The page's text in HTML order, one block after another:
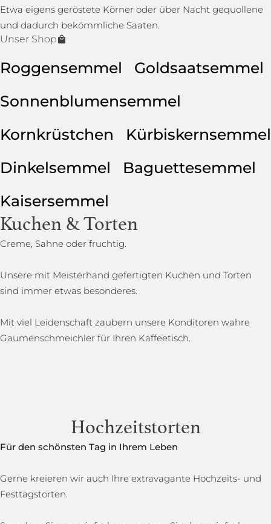
Etwa eigens geröstete Körner oder über Nacht gequollene
und dadurch bekömmliche Saaten.
Unser Shop
Roggensemmel
Goldsaatsemmel
Sonnenblumensemmel
Kornkrüstchen
Kürbiskernsemmel
Dinkelsemmel
Baguettesemmel
Kaisersemmel
Kuchen & Torten
Creme, Sahne oder fruchtig.
Unsere mit Meisterhand gefertigten Kuchen und Torten
sind immer etwas besonderes.
Mit viel Leidenschaft zaubern unsere Konditoren wahre
Gaumenschmeichler für Ihren Kaffeetisch.
Hochzeitstorten
Für den schönsten Tag in Ihrem Leben
Gerne kreieren wir auch Ihre extravagante Hochzeits- und
Festtagstorten.